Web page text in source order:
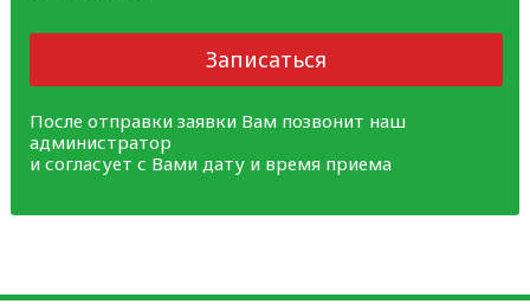
Записаться
После отправки заявки Вам позвонит наш
администратор
и согласует с Вами дату и время приема